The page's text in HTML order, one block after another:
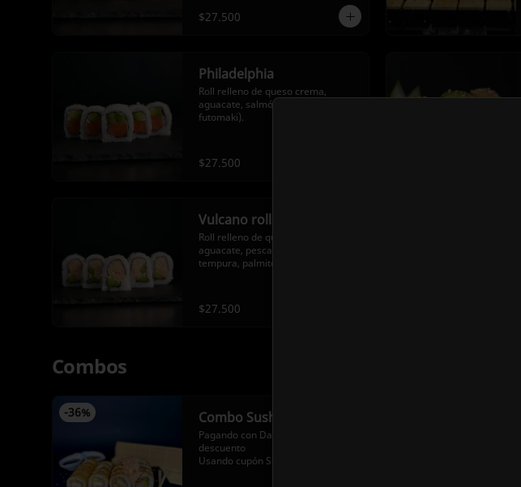
$27.500
Philadelphia
Roll relleno de queso crema,
aguacate, salmón fresco (roll
futomaki).
$27.500
Vulcano rolls
Roll relleno de queso crema,
aguacate, pescado blanco
tempura, palmito crispy tempura
$27.500
Combos
-36% Combo Sushi Tempura
Pagando con Dale 43% de
descuento
Usando cupón SOYDALE